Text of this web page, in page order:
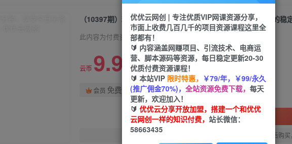
此内容为付费资源，请付费后查看
云币 9.9 限时特惠
云币99
会员 免费
您当前未登录！建议登陆后购
优优云网创 | 专注优质VIP网课资源分享，
市面上收费几百几千的项目资源课程这里全
部都有！
🔰 内容涵盖网赚项目、引流技术、电商运
营、脚本源码等资源，每日稳定更新20-30
优质付费资源课程！
🔰 本站VIP 限时特惠， ￥79/年，￥99/永久
(推广佣金70%)， 全站资源免费下载， 每天
更新，欢迎加入！
🔰 优优云分享开放加盟，搭建一个和优优
云网创一样的知识付费， 站长微信：
58663435